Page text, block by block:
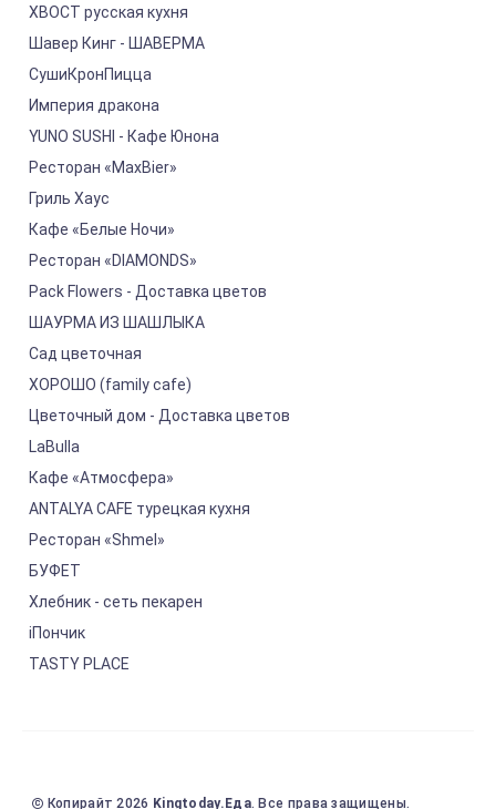
ХВОСТ русская кухня
Шавер Кинг - ШАВЕРМА
СушиКронПицца
Империя дракона
YUNO SUSHI - Кафе Юнона
Ресторан «MaxBier»
Гриль Хаус
Кафе «Белые Ночи»
Ресторан «DIAMONDS»
Pack Flowers - Доставка цветов
ШАУРМА ИЗ ШАШЛЫКА
Сад цветочная
ХОРОШО (family cafe)
Цветочный дом - Доставка цветов
LaBulla
Кафе «Атмосфера»
ANTALYA CAFE турецкая кухня
Ресторан «Shmel»
БУФЕТ
Хлебник - сеть пекарен
iПончик
TASTY PLACE
Копирайт 2026 Kingtoday.Еда. Все права защищены.